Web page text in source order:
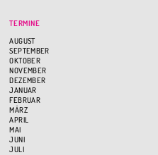
TERMINE
AUGUST
SEPTEMBER
OKTOBER
NOVEMBER
DEZEMBER
JANUAR
FEBRUAR
MÄRZ
APRIL
MAI
JUNI
JULI